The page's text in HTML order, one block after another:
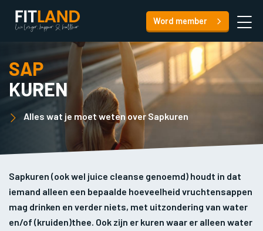
Word member
SAP
KUREN
Alles wat je moet weten over Sapkuren
Sapkuren (ook wel juice cleanse genoemd) houdt in dat
iemand alleen een bepaalde hoeveelheid vruchtensappen
mag drinken en verder niets, met uitzondering van water
en/of (kruiden)thee. Ook zijn er kuren waar er alleen water